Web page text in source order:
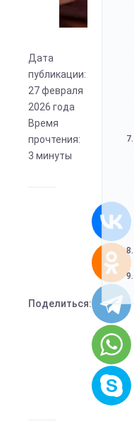
Дата
публикации:
27 февраля
2026 года
Время
прочтения:
3 минуты
Поделиться:
7.
8.
9.